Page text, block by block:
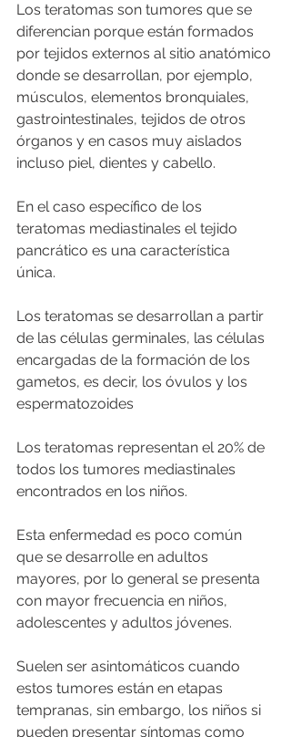
Los teratomas son tumores que se
diferencian porque están formados
por tejidos externos al sitio anatómico
donde se desarrollan, por ejemplo,
músculos, elementos bronquiales,
gastrointestinales, tejidos de otros
órganos y en casos muy aislados
incluso piel, dientes y cabello.
En el caso específico de los
teratomas mediastinales el tejido
pancrático es una característica
única.
Los teratomas se desarrollan a partir
de las células germinales, las células
encargadas de la formación de los
gametos, es decir, los óvulos y los
espermatozoides
Los teratomas representan el 20% de
todos los tumores mediastinales
encontrados en los niños.
Esta enfermedad es poco común
que se desarrolle en adultos
mayores, por lo general se presenta
con mayor frecuencia en niños,
adolescentes y adultos jóvenes.
Suelen ser asintomáticos cuando
estos tumores están en etapas
tempranas, sin embargo, los niños si
pueden presentar síntomas como